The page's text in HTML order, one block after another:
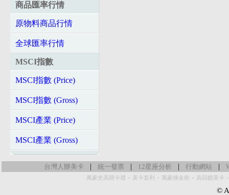
商品匯率行情
原物料商品行情
全球匯率行情
MSCI指數
MSCI指數 (Price)
MSCI指數 (Gross)
MSCI產業 (Price)
MSCI產業 (Gross)
台灣人辦美卡 | 統一發票 | 12星座分析 | 行動網站 |
萬豪史高開卡禮 - 美卡套利 - 萬豪煉金術 - 高回饋美卡
©